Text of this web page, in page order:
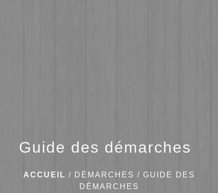
Guide des démarches
ACCUEIL / DÉMARCHES / GUIDE DES
DÉMARCHES